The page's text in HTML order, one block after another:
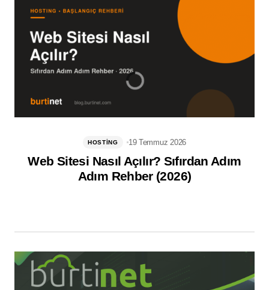
Web Sitesi Nasıl Açılır? Sıfırdan Adım
Adım Rehber (2026)
HOSTING 19 Temmuz 2026